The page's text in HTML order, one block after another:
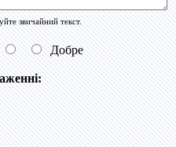
звичайний текст.
Добре